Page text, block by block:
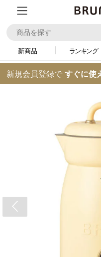
新商品 ランキング
新規会員登録で すぐに使